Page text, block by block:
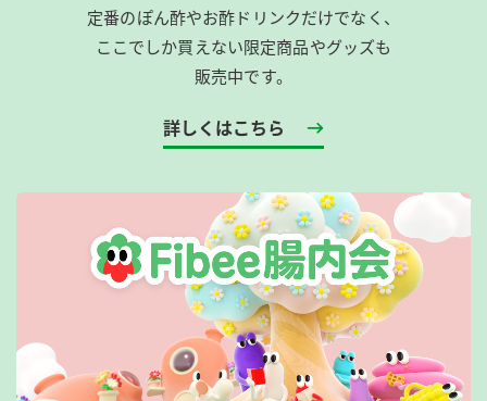
定番のぽん酢やお酢ドリンクだけでなく、
ここでしか買えない限定商品やグッズも
販売中です。
詳しくはこちら